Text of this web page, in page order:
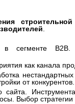
в сегменте
как канала
от конкурентов.
Выбор